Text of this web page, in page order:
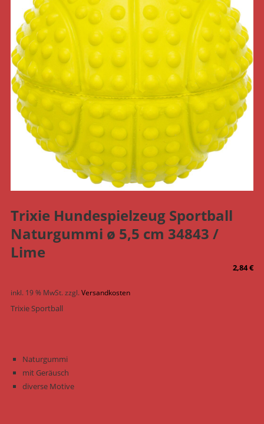
Trixie Hundespielzeug Sportball
Naturgummi ø 5,5 cm 34843 /
Lime
2,84€
inkl. 19 % MwSt. zzgl. Versandkosten
Trixie Sportball
Naturgummi
mit Geräusch
diverse Motive